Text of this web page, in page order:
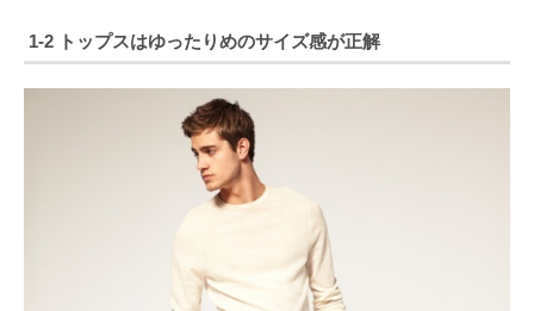
1-2 トップスはゆったりめのサイズ感が正解